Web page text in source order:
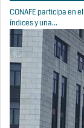
CONAFE participa en
índices y una...